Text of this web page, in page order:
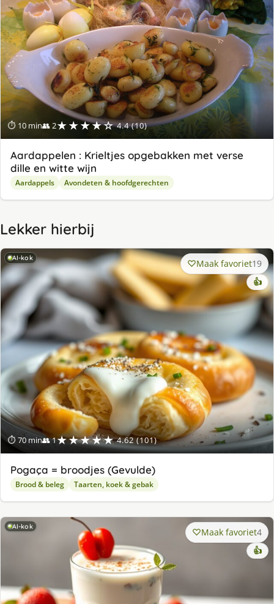
⏱ 10 min👥 2★★★★☆ 4.4 (10)
Aardappelen : Krieltjes opgebakken met verse
dille en witte wijn
Aardappels Avondeten & hoofdgerechten
Lekker hierbij
AI-kok
⏱ 70 min👥 1★★★★★ 4.62 (101)
Maak favoriet19
👍
Pogaça = broodjes (Gevulde)
Brood & beleg Taarten, koek & gebak
AI-kok Maak favoriet4
👍